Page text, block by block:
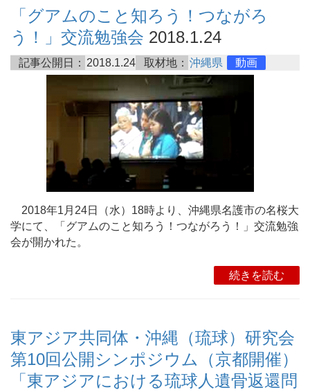
「グアムのこと知ろう！つながろ
う！」交流勉強会 2018.1.24
記事公開日： 2018.1.24 取材地： 沖縄県 動画
2018年1月24日（水）18時より、沖縄県名護市の名桜大
学にて、「グアムのこと知ろう！つながろう！」交流勉強
会が開かれた。
続きを読む
東アジア共同体・沖縄（琉球）研究会
第10回公開シンポジウム（京都開催）
「東アジアにおける琉球人遺骨返還問